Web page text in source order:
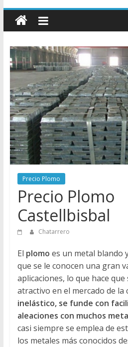
–
Precio
de
Chatarra
Directorio
de
para
vender
Chatarra
Precio Plomo
Precio Plomo
Castellbisbal
Chatarrero
El plomo es un metal blando
que se le conocen una gran
aplicaciones, lo que hace
atractivo en el mercado de la
inelástico, se funde con
aleaciones con muchos
casi siempre se emplea de
los metales más conocidos